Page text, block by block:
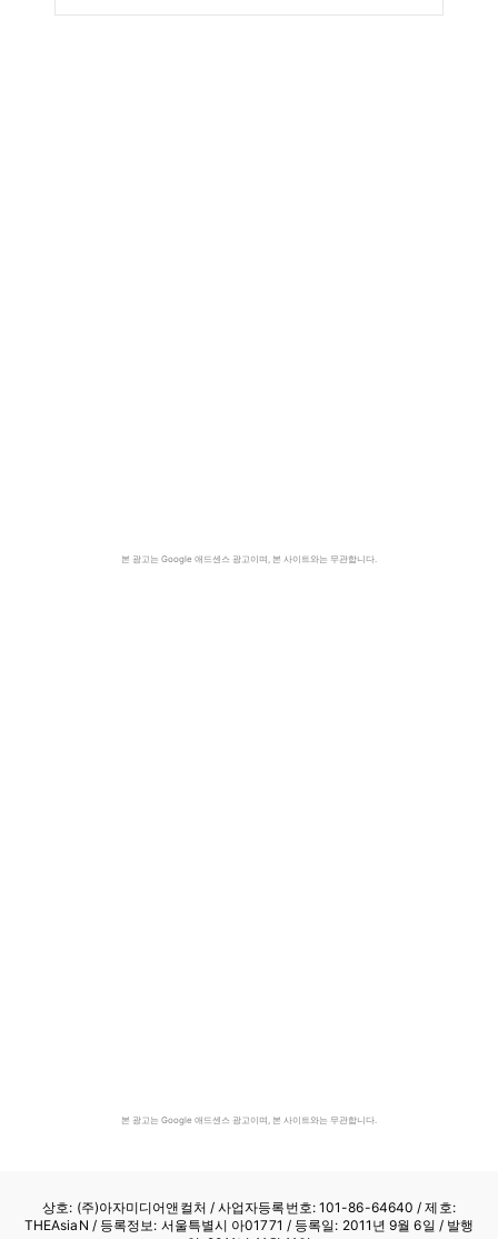
본 광고는 Google 애드센스 광고이며, 본 사이트와는 무관합니다.
본 광고는 Google 애드센스 광고이며, 본 사이트와는 무관합니다.
상호: (주)아자미디어앤컬처 /사업자등록번호: 101-86-64640 / 제호:
THEAsiaN / 등록정보: 서울특별시 아01771 / 등록일: 2011년 9월 6일 / 발행